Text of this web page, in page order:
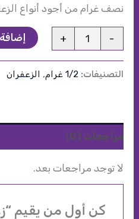
نصف غرام من أجود أنواع
-
زعفران
+
التصنيفات:1/2 غرام , الزعفران
مراجعات (0)
لا توجد مراجعات بعد.